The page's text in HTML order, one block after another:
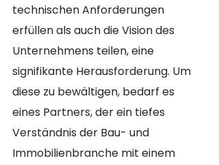
technischen Anforderungen
erfüllen als auch die Vision des
Unternehmens teilen, eine
signifikante Herausforderung. Um
diese zu bewältigen, bedarf es
eines Partners, der ein tiefes
Verständnis der Bau- und
Immobilienbranche mit einem